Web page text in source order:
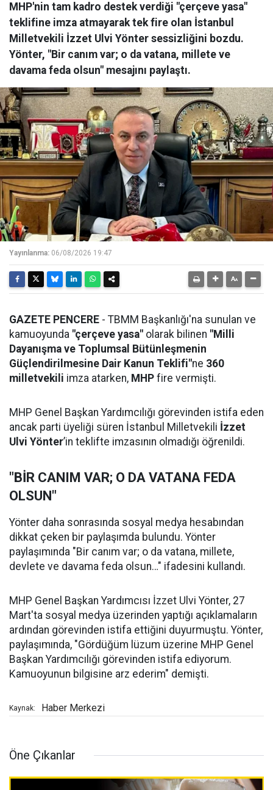
MHP'nin tam kadro destek verdiği "çerçeve yasa"
teklifine imza atmayarak tek fire olan İstanbul
Milletvekili İzzet Ulvi Yönter sessizliğini bozdu.
Yönter, "Bir canım var; o da vatana, millete ve
davama feda olsun" mesajını paylaştı.
Yayınlanma: 06/08/2026 19:47
GAZETE PENCERE - TBMM Başkanlığı'na sunulan ve
kamuoyunda "çerçeve yasa" olarak bilinen "Milli
Dayanışma ve Toplumsal Bütünleşmenin
Güçlendirilmesine Dair Kanun Teklifi"ne 360
milletvekili imza atarken, MHP fire vermişti.
MHP Genel Başkan Yardımcılığı görevinden istifa eden
ancak parti üyeliği süren İstanbul Milletvekili İzzet
Ulvi Yönter’in teklifte imzasının olmadığı öğrenildi.
"BİR CANIM VAR; O DA VATANA FEDA
OLSUN"
Yönter daha sonrasında sosyal medya hesabından
dikkat çeken bir paylaşımda bulundu. Yönter
paylaşımında "Bir canım var; o da vatana, millete,
devlete ve davama feda olsun…" ifadesini kullandı.
MHP Genel Başkan Yardımcısı İzzet Ulvi Yönter, 27
Mart'ta sosyal medya üzerinden yaptığı açıklamaların
ardından görevinden istifa ettiğini duyurmuştu. Yönter,
paylaşımında, "Gördüğüm lüzum üzerine MHP Genel
Başkan Yardımcılığı görevinden istifa ediyorum.
Kamuoyunun bilgisine arz ederim" demişti.
Kaynak: Haber Merkezi
Öne Çıkanlar